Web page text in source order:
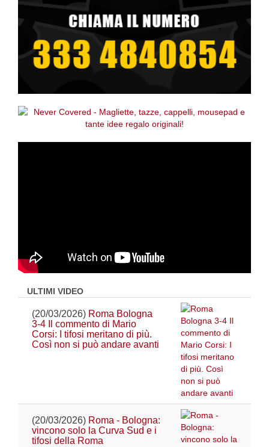
ULTIMI VIDEO
(20/03/2026) Roma Bologna
3-4 Il commento di Mario
Corsi: I tifosi meritano di più.
Così non si può andare avanti
(20/03/2026) Roma - Bologna:
vincono solo la Curva Sud e i
tifosi della Roma